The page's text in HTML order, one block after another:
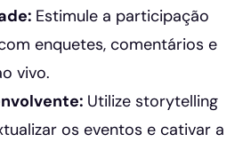
Estimule a participação
enquetes, comentários e
vivo.
Utilize storytelling
os eventos e cativar a